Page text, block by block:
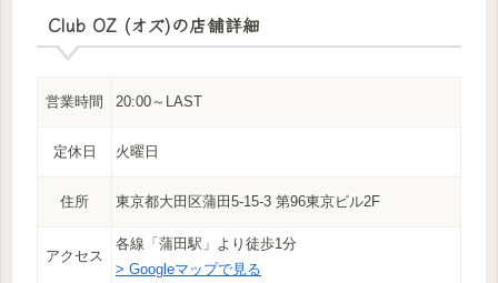
Club OZ (オズ)の店舗詳細
営業時間 20:00～LAST
定休日 火曜日
住所 東京都大田区蒲田5-15-3 第96東京ビル2F
アクセス
各線「蒲田駅」より徒歩1分
> Googleマップで見る